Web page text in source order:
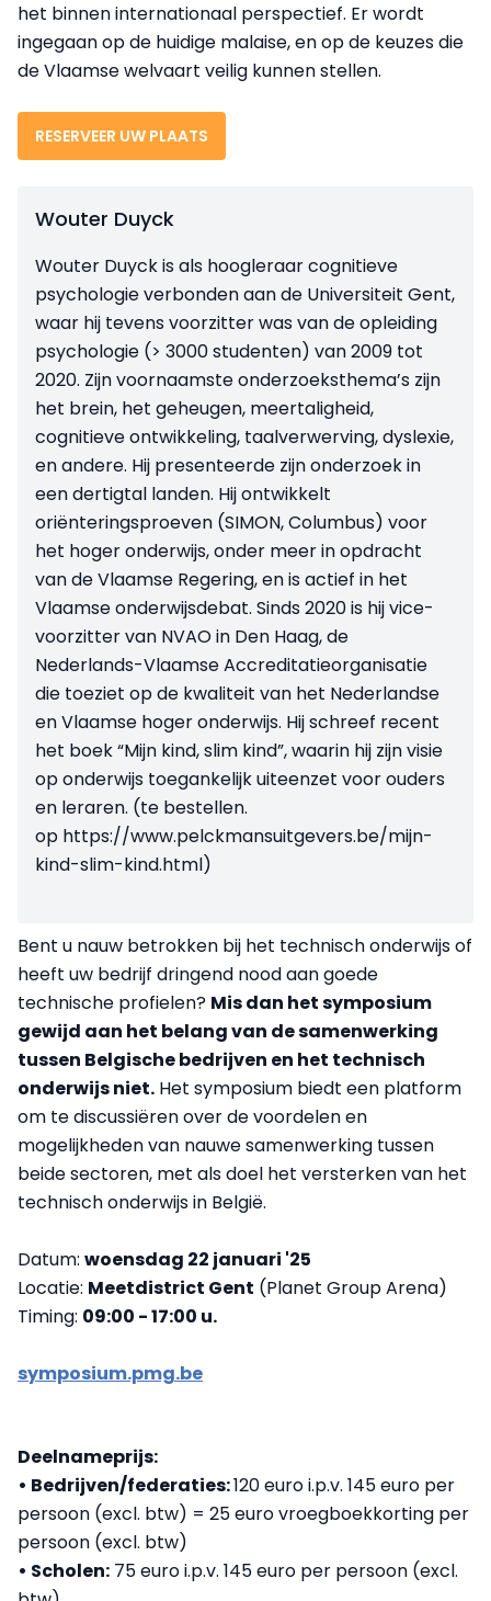
het binnen internationaal perspectief. Er wordt
ingegaan op de huidige malaise, en op de keuzes die
de Vlaamse welvaart veilig kunnen stellen.
RESERVEER UW PLAATS
Wouter Duyck
Wouter Duyck is als hoogleraar cognitieve
psychologie verbonden aan de Universiteit Gent,
waar hij tevens voorzitter was van de opleiding
psychologie (> 3000 studenten) van 2009 tot
2020. Zijn voornaamste onderzoeksthema’s zijn
het brein, het geheugen, meertaligheid,
cognitieve ontwikkeling, taalverwerving, dyslexie,
en andere. Hij presenteerde zijn onderzoek in
een dertigtal landen. Hij ontwikkelt
oriënteringsproeven (SIMON, Columbus) voor
het hoger onderwijs, onder meer in opdracht
van de Vlaamse Regering, en is actief in het
Vlaamse onderwijsdebat. Sinds 2020 is hij vice-
voorzitter van NVAO in Den Haag, de
Nederlands-Vlaamse Accreditatieorganisatie
die toeziet op de kwaliteit van het Nederlandse
en Vlaamse hoger onderwijs. Hij schreef recent
het boek “Mijn kind, slim kind”, waarin hij zijn visie
op onderwijs toegankelijk uiteenzet voor ouders
en leraren. (te bestellen.
op https://www.pelckmansuitgevers.be/mijn-
kind-slim-kind.html)
Bent u nauw betrokken bij het technisch onderwijs of
heeft uw bedrijf dringend nood aan goede
technische profielen? Mis dan het symposium
gewijd aan het belang van de samenwerking
tussen Belgische bedrijven en het technisch
onderwijs niet. Het symposium biedt een platform
om te discussiëren over de voordelen en
mogelijkheden van nauwe samenwerking tussen
beide sectoren, met als doel het versterken van het
technisch onderwijs in België.
Datum: woensdag 22 januari '25
Locatie: Meetdistrict Gent (Planet Group Arena)
Timing: 09:00 - 17:00 u.
symposium.pmg.be
Deelnameprijs:
• Bedrijven/federaties:120 euro i.p.v. 145 euro per
persoon (excl. btw) = 25 euro vroegboekkorting per
persoon (excl. btw)
• Scholen: 75 euro i.p.v. 145 euro per persoon (excl.